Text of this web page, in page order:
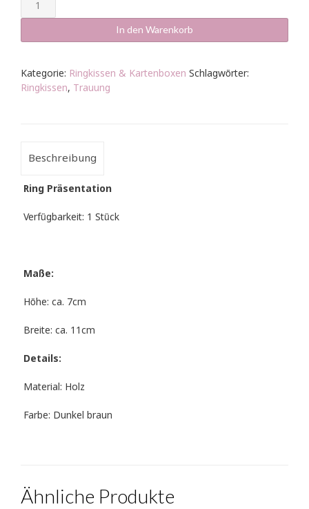
-
&
Holz
Menge
In den Warenkorb
Kategorie: Ringkissen & Kartenboxen Schlagwörter:
Ringkissen, Trauung
Beschreibung
Ring Präsentation
Verfügbarkeit: 1 Stück
Maße:
Höhe: ca. 7cm
Breite: ca. 11cm
Details:
Material: Holz
Farbe: Dunkel braun
Ähnliche Produkte